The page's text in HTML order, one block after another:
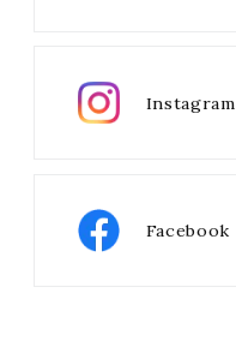
Instagram
Facebook